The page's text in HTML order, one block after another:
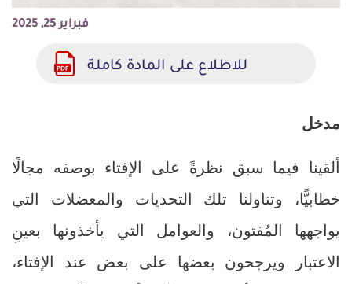
فبراير 25, 2025
للاطلاع على المادة كاملة
مدخل
ألقينا فيما سبق نظرةً على الإفتاء بوصفه مجالًا
خطابيًّا، وتناولنا تلك التحديات والمعضلات التي
يواجهها المُفتون، والعوامل التي يأخذونها بعينِ
الاعتبار ويرجحون بعضها على بعض عند الإفتاء،